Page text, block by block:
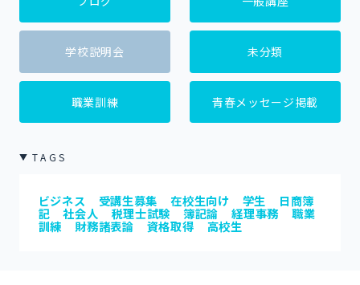
学校説明会 未分類
職業訓練 青春メッセージ掲載
TAGS
ビジネス 受講生募集 在校生向け 学生 日商簿
記 社会人 税理士試験 簿記論 経理事務 職業
訓練 財務諸表論 資格取得 高校生